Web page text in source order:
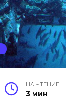
НА ЧТЕНИЕ
3 мин